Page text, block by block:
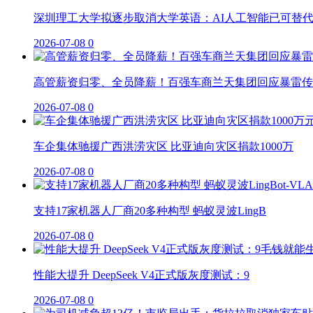
深圳理工大学拟逐步取消大学英语：AI人工智能已可替代
2026-07-08 0
高管薪资归零、全员降薪！百强车商兰天集团回应暴雷
2026-07-08 0
车企集体驰援广西洪涝灾区 比亚迪向灾区捐款1000万
2026-07-08 0
支持17家机器人厂商20多种构型 蚂蚁灵波LingB
2026-07-08 0
性能大提升 DeepSeek V4正式版灰度测试：9
2026-07-08 0